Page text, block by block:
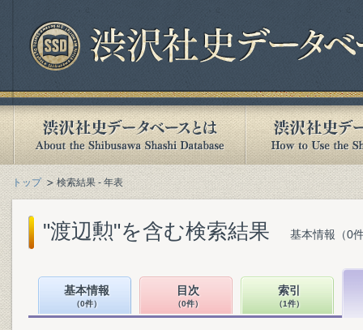
トップ 検索結果 - 年表
"渡辺勲"を含む検索結果 基本情報（0
基本情報
（0件）
目次
（0件）
索引
（1件）